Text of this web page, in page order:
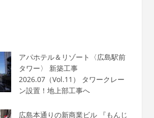
アパホテル＆リゾート〈広島駅前
タワー〉 新築工事
2026.07（Vol.11） タワークレー
ン設置！地上部工事へ
広島本通りの新商業ビル 『もんじ